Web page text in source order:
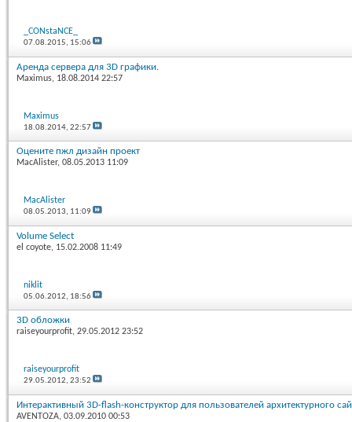
_CONstaNCE_
07.08.2015, 15:06
Аренда сервера для 3D графики.
Maximus, 18.08.2014 22:57
Maximus
18.08.2014,22:57
Оцените пжл дизайн проект
MacAlister, 08.05.2013 11:09
MacAlister
08.05.2013, 11:09
Volume Select
el coyote, 15.02.2008 11:49
niklit
05.06.2012, 18:56
3D обложки
raiseyourprofit, 29.05.2012 23:52
raiseyourprofit
29.05.2012,23:52
Интерактивный 3D-flash-конструктор для пользователей архитектурного
AVENTOZA, 03.09.2010 00:53